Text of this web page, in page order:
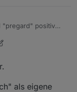
"pregard" positiv
als eigene